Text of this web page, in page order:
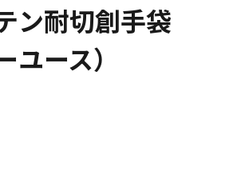
ン耐切創手袋
ユース）